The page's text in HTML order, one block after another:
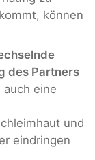
können
des Partners
auch eine
und
eindringen